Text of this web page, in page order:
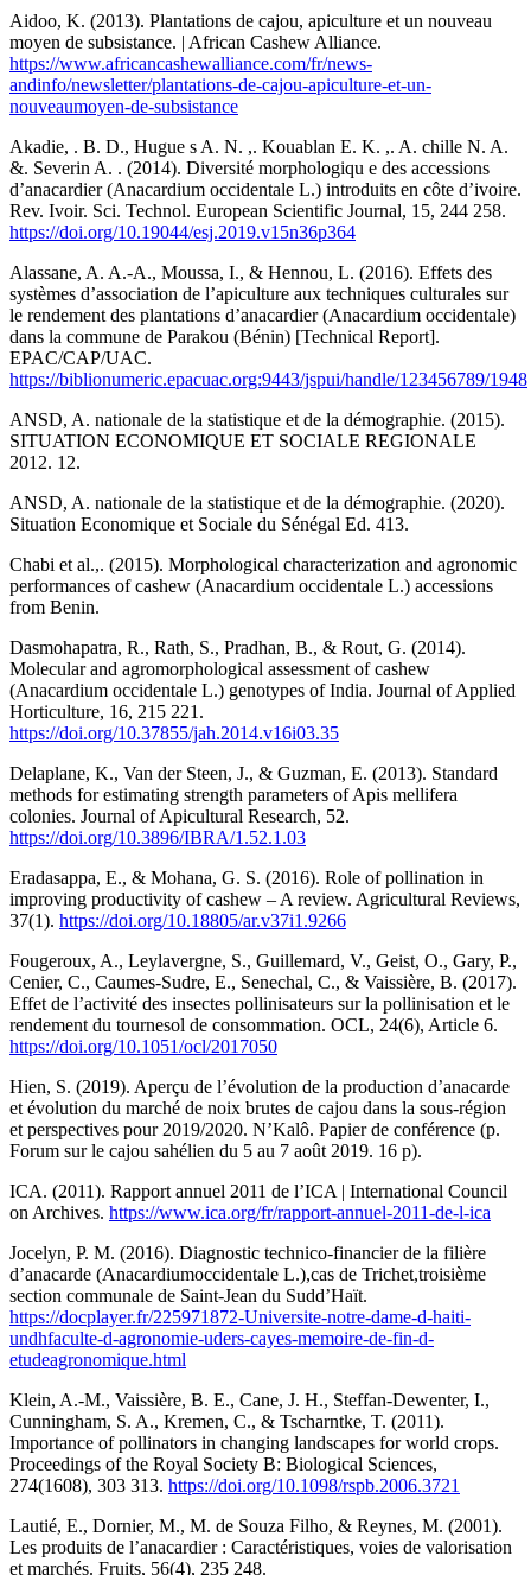
Aidoo, K. (2013). Plantations de cajou, apiculture et un nouveau
moyen de subsistance. | African Cashew Alliance.
https://www.africancashewalliance.com/fr/news-
andinfo/newsletter/plantations-de-cajou-apiculture-et-un-
nouveaumoyen-de-subsistance
Akadie, . B. D., Hugue s A. N. ,. Kouablan E. K. ,. A. chille N. A.
&. Severin A. . (2014). Diversité morphologiqu e des accessions
d’anacardier (Anacardium occidentale L.) introduits en côte d’ivoire.
Rev. Ivoir. Sci. Technol. European Scientific Journal, 15, 244 258.
https://doi.org/10.19044/esj.2019.v15n36p364
Alassane, A. A.-A., Moussa, I., & Hennou, L. (2016). Effets des
systèmes d’association de l’apiculture aux techniques culturales sur
le rendement des plantations d’anacardier (Anacardium occidentale)
dans la commune de Parakou (Bénin) [Technical Report].
EPAC/CAP/UAC.
https://biblionumeric.epacuac.org:9443/jspui/handle/123456789/1948
ANSD, A. nationale de la statistique et de la démographie. (2015).
SITUATION ECONOMIQUE ET SOCIALE REGIONALE
2012. 12.
ANSD, A. nationale de la statistique et de la démographie. (2020).
Situation Economique et Sociale du Sénégal Ed. 413.
Chabi et al.,. (2015). Morphological characterization and agronomic
performances of cashew (Anacardium occidentale L.) accessions
from Benin.
Dasmohapatra, R., Rath, S., Pradhan, B., & Rout, G. (2014).
Molecular and agromorphological assessment of cashew
(Anacardium occidentale L.) genotypes of India. Journal of Applied
Horticulture, 16, 215 221.
https://doi.org/10.37855/jah.2014.v16i03.35
Delaplane, K., Van der Steen, J., & Guzman, E. (2013). Standard
methods for estimating strength parameters of Apis mellifera
colonies. Journal of Apicultural Research, 52.
https://doi.org/10.3896/IBRA/1.52.1.03
Eradasappa, E., & Mohana, G. S. (2016). Role of pollination in
improving productivity of cashew – A review. Agricultural Reviews,
37(1). https://doi.org/10.18805/ar.v37i1.9266
Fougeroux, A., Leylavergne, S., Guillemard, V., Geist, O., Gary, P.,
Cenier, C., Caumes-Sudre, E., Senechal, C., & Vaissière, B. (2017).
Effet de l’activité des insectes pollinisateurs sur la pollinisation et le
rendement du tournesol de consommation. OCL, 24(6), Article 6.
https://doi.org/10.1051/ocl/2017050
Hien, S. (2019). Aperçu de l’évolution de la production d’anacarde
et évolution du marché de noix brutes de cajou dans la sous-région
et perspectives pour 2019/2020. N’Kalô. Papier de conférence (p.
Forum sur le cajou sahélien du 5 au 7 août 2019. 16 p).
ICA. (2011). Rapport annuel 2011 de l’ICA | International Council
on Archives. https://www.ica.org/fr/rapport-annuel-2011-de-l-ica
Jocelyn, P. M. (2016). Diagnostic technico-financier de la filière
d’anacarde (Anacardiumoccidentale L.),cas de Trichet,troisième
section communale de Saint-Jean du Sudd’Haït.
https://docplayer.fr/225971872-Universite-notre-dame-d-haiti-
undhfaculte-d-agronomie-uders-cayes-memoire-de-fin-d-
etudeagronomique.html
Klein, A.-M., Vaissière, B. E., Cane, J. H., Steffan-Dewenter, I.,
Cunningham, S. A., Kremen, C., & Tscharntke, T. (2011).
Importance of pollinators in changing landscapes for world crops.
Proceedings of the Royal Society B: Biological Sciences,
274(1608), 303 313. https://doi.org/10.1098/rspb.2006.3721
Lautié, E., Dornier, M., M. de Souza Filho, & Reynes, M. (2001).
Les produits de l’anacardier : Caractéristiques, voies de valorisation
et marchés. Fruits, 56(4), 235 248.